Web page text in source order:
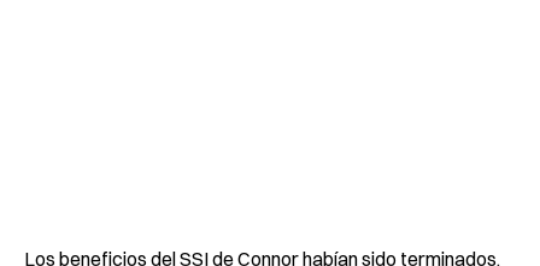
Los beneficios del SSI de Connor habían sido terminados.